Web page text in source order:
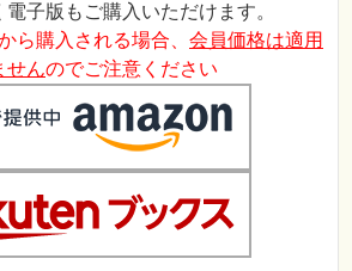
子版もご購入いただけます。
ら購入される場合、 会員価格は適用
せんのでご注意ください